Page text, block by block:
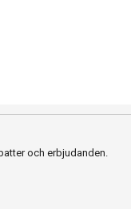
och erbjudanden.